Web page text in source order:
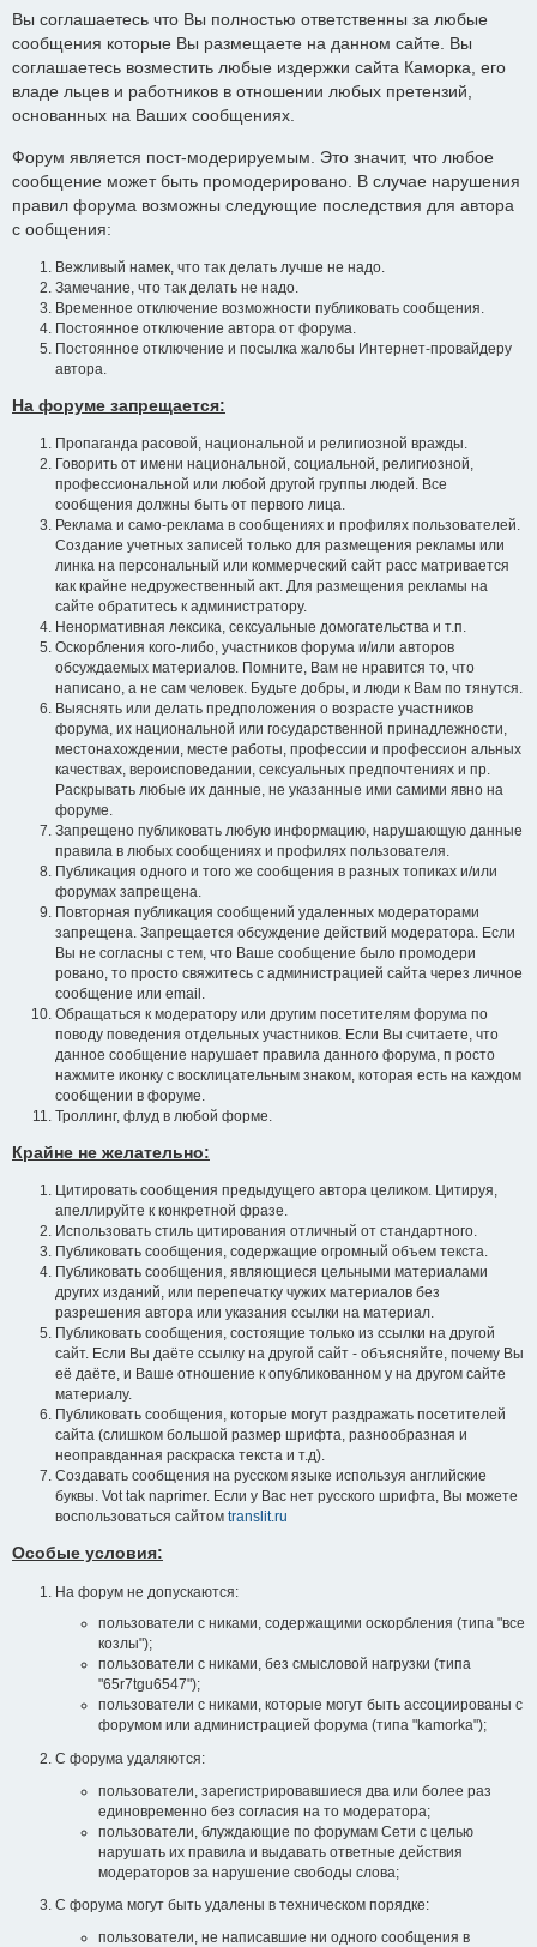
Вы соглашаетесь что Вы полностью ответственны за любые
сообщения которые Вы размещаете на данном сайте. Вы
соглашаетесь возместить любые издержки сайта Каморка, его
владе льцев и работников в отношении любых претензий,
основанных на Ваших сообщениях.
Форум является пост-модерируемым. Это значит, что любое
сообщение может быть промодерировано. В случае нарушения
правил форума возможны следующие последствия для автора
с ообщения:
Вежливый намек, что так делать лучше не надо.
Замечание, что так делать не надо.
Временное отключение возможности публиковать сообщения.
Постоянное отключение автора от форума.
Постоянное отключение и посылка жалобы Интернет-провайдеру
автора.
На форуме запрещается:
Пропаганда расовой, национальной и религиозной вражды.
Говорить от имени национальной, социальной, религиозной,
профессиональной или любой другой группы людей. Все
сообщения должны быть от первого лица.
Реклама и само-реклама в сообщениях и профилях пользователей.
Создание учетных записей только для размещения рекламы или
линка на персональный или коммерческий сайт расс матривается
как крайне недружественный акт. Для размещения рекламы на
сайте обратитесь к администратору.
Ненормативная лексика, сексуальные домогательства и т.п.
Оскорбления кого-либо, участников форума и/или авторов
обсуждаемых материалов. Помните, Вам не нравится то, что
написано, а не сам человек. Будьте добры, и люди к Вам по тянутся.
Выяснять или делать предположения о возрасте участников
форума, их национальной или государственной принадлежности,
местонахождении, месте работы, профессии и профессион альных
качествах, вероисповедании, сексуальных предпочтениях и пр.
Раскрывать любые их данные, не указанные ими самими явно на
форуме.
Запрещено публиковать любую информацию, нарушающую данные
правила в любых сообщениях и профилях пользователя.
Публикация одного и того же сообщения в разных топиках и/или
форумах запрещена.
Повторная публикация сообщений удаленных модераторами
запрещена. Запрещается обсуждение действий модератора. Если
Вы не согласны с тем, что Ваше сообщение было промодери
ровано, то просто свяжитесь с администрацией сайта через личное
сообщение или email.
Обращаться к модератору или другим посетителям форума по
поводу поведения отдельных участников. Если Вы считаете, что
данное сообщение нарушает правила данного форума, п росто
нажмите иконку с восклицательным знаком, которая есть на каждом
сообщении в форуме.
Троллинг, флуд в любой форме.
Крайне не желательно:
Цитировать сообщения предыдущего автора целиком. Цитируя,
апеллируйте к конкретной фразе.
Использовать стиль цитирования отличный от стандартного.
Публиковать сообщения, содержащие огромный объем текста.
Публиковать сообщения, являющиеся цельными материалами
других изданий, или перепечатку чужих материалов без
разрешения автора или указания ссылки на материал.
Публиковать сообщения, состоящие только из ссылки на другой
сайт. Если Вы даёте ссылку на другой сайт - объясняйте, почему Вы
её даёте, и Ваше отношение к опубликованном у на другом сайте
материалу.
Публиковать сообщения, которые могут раздражать посетителей
сайта (слишком большой размер шрифта, разнообразная и
неоправданная раскраска текста и т.д).
Создавать сообщения на русском языке используя английские
буквы. Vot tak naprimer. Если у Вас нет русского шрифта, Вы можете
воспользоваться сайтом translit.ru
Особые условия:
На форум не допускаются:
пользователи с никами, содержащими оскорбления (типа "все
козлы");
пользователи с никами, без смысловой нагрузки (типа
"65r7tgu6547");
пользователи с никами, которые могут быть ассоциированы с
форумом или администрацией форума (типа "kamorka");
С форума удаляются:
пользователи, зарегистрировавшиеся два или более раз
единовременно без согласия на то модератора;
пользователи, блуждающие по форумам Сети с целью
нарушать их правила и выдавать ответные действия
модераторов за нарушение свободы слова;
С форума могут быть удалены в техническом порядке:
пользователи, не написавшие ни одного сообщения в